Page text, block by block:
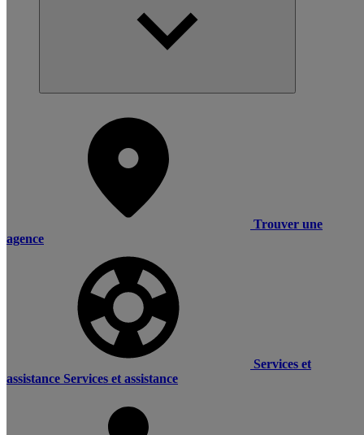
Trouver une
agence
Services et
assistance Services et assistance